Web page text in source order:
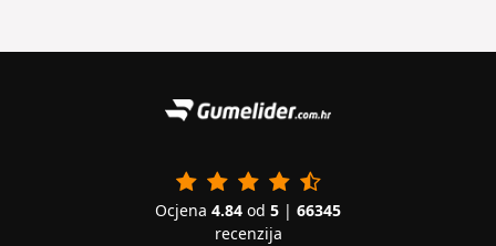
Ocjena 4.84 od 5 | 66345
recenzija